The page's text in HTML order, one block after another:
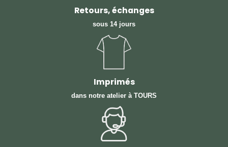
Retours, échanges
sous 14 jours
Imprimés
dans notre atelier à TOURS